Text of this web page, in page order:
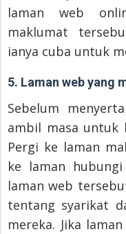
laman web
maklumat
ianya cuba untuk
5. Laman web yang
Sebelum
ambil masa
Pergi ke laman
ke laman
laman web
tentang syarikat
mereka. Jika